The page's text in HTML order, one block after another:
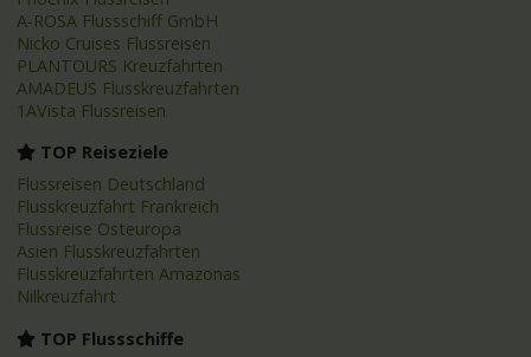
A-ROSA Flussschiff GmbH
Nicko Cruises Flussreisen
PLANTOURS Kreuzfahrten
AMADEUS Flusskreuzfahrten
1AVista Flussreisen
TOP Reiseziele
Flussreisen Deutschland
Flusskreuzfahrt Frankreich
Flussreise Osteuropa
Asien Flusskreuzfahrten
Flusskreuzfahrten Amazonas
Nilkreuzfahrt
TOP Flussschiffe